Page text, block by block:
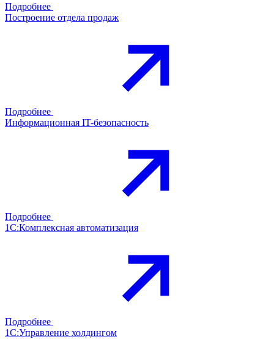
Подробнее
Построение отдела продаж
Подробнее
Информационная IT-безопасность
Подробнее
1С:Комплексная автоматизация
Подробнее
1С:Управление холдингом